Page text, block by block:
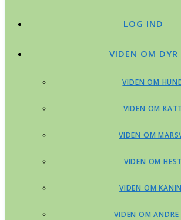
LOG IND
VIDEN OM DYR
VIDEN OM
VIDEN OM
VIDEN OM
VIDEN OM
VIDEN OM
VIDEN OM ANDRE